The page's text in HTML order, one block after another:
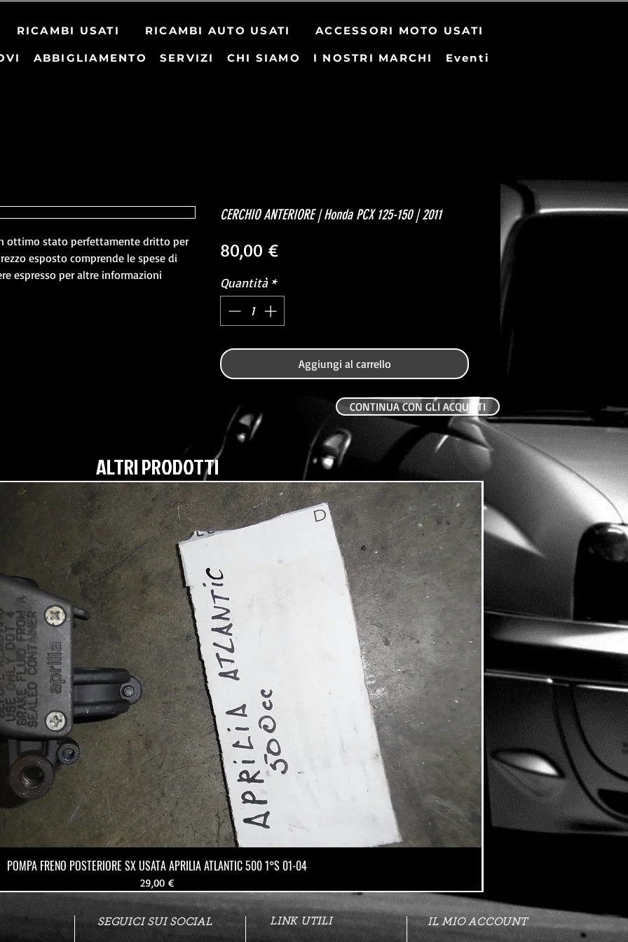
RICAMBI USATI RICAMBI AUTO USATI ACCESSORI MOTO USATI
ABBIGLIAMENTO SERVIZI CHI SIAMO I NOSTRI MARCHI Eventi
ottimo stato perfettamente dritto per
esposto comprende le spese di
espresso per altre informazioni
CERCHIO ANTERIORE | Honda PCX 125-150 | 2011
80,00 €Prezzo
Quantità *
Aggiungi al carrello
CONTINUA CON GLI ACQUISTI
POMPA FRENO POSTERIORE SX USATA APRILIA ATLANTIC 500 1°S 01-04
Prezzo
29,00 €
USATO
ALTRI PRODOTTI
SEGUICI SUI SOCIAL LINK UTILI IL MIO ACCOUNT